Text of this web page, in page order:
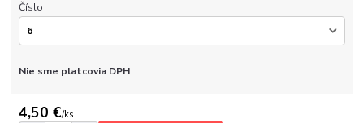
Číslo
Nie sme platcovia DPH
4,50 €/ks